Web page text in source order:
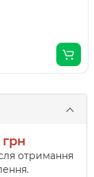
отримання